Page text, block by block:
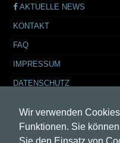
Wir verwenden
Funktionen. Sie
AKTUELLE NEWS
KONTAKT
FAQ
IMPRESSUM
DATENSCHUTZ